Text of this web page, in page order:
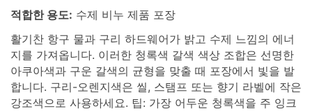
적합한 용도: 수제 비누 제품 포장
활기찬 항구 물과 구리 하드웨어가 밝고 수제 느낌의 에너
지를 가져옵니다. 이러한 청록색 갈색 색상 조합은 선명한
아쿠아색과 구운 갈색의 균형을 맞출 때 포장에서 빛을 발
합니다. 구리-오렌지색은 씰, 스탬프 또는 향기 라벨에 작은
강조색으로 사용하세요. 팁: 가장 어두운 청록색을 주 잉크